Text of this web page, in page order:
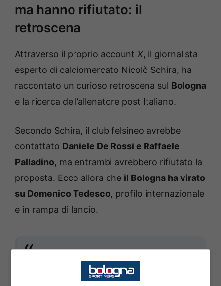
ma hanno rifiutato: il
retroscena
Attraverso il proprio account X, il giornalista
esperto di calciomercato Nicolò Schira, ha
raccontato un curioso retroscena sul Bologna
e la ricerca dell’allenatore post Italiano.
Secondo Schira, il club felsineo avrebbe
contattato Daniele De Rossi e Raffaele
Palladino, ma entrambi avrebbero rifiutato la
proposta. Ecco allora che il Bologna ha virato
su Domenico Tedesco, profilo internazionale
e in rampa di lancio.